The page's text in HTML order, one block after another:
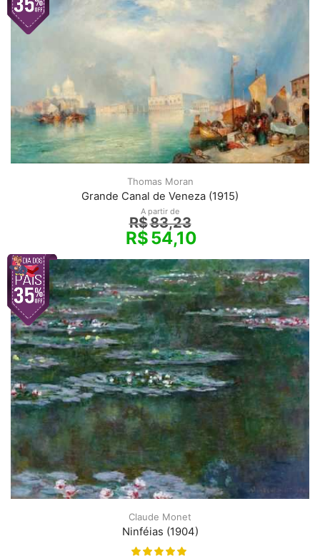
Thomas Moran
Grande Canal de Veneza (1915)
A partir de
R$83,23
R$54,10
Claude Monet
Ninféias (1904)